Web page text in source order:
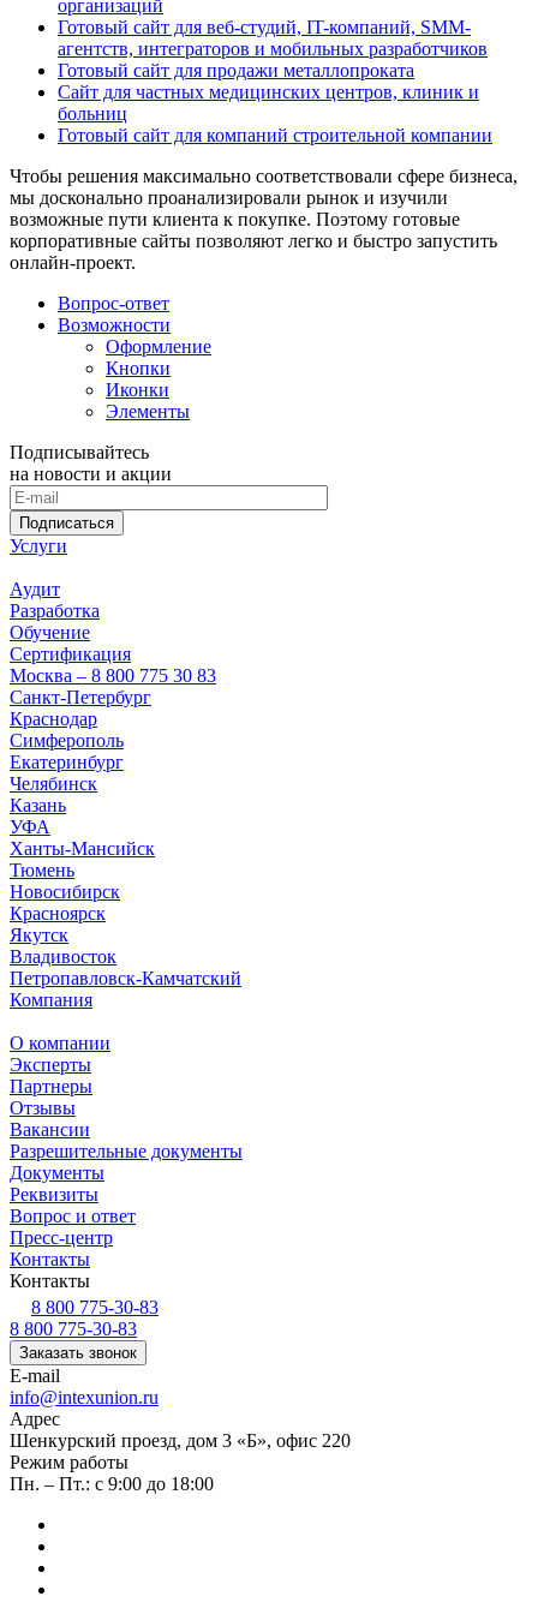
организаций
Готовый сайт для веб-студий, IT-компаний, SMM-
агентств, интеграторов и мобильных разработчиков
Готовый сайт для продажи металлопроката
Сайт для частных медицинских центров, клиник и
больниц
Готовый сайт для компаний строительной компании
Чтобы решения максимально соответствовали сфере бизнеса,
мы досконально проанализировали рынок и изучили
возможные пути клиента к покупке. Поэтому готовые
корпоративные сайты позволяют легко и быстро запустить
онлайн-проект.
Вопрос-ответ
Возможности
Оформление
Кнопки
Иконки
Элементы
Подписывайтесь
на новости и акции
Подписаться
Услуги
Аудит
Разработка
Обучение
Сертификация
Москва – 8 800 775 30 83
Санкт-Петербург
Краснодар
Симферополь
Екатеринбург
Челябинск
Казань
УФА
Ханты-Мансийск
Тюмень
Новосибирск
Красноярск
Якутск
Владивосток
Петропавловск-Камчатский
Компания
О компании
Эксперты
Партнеры
Отзывы
Вакансии
Разрешительные документы
Документы
Реквизиты
Вопрос и ответ
Пресс-центр
Контакты
Контакты
8 800 775-30-83
8 800 775-30-83
Заказать звонок
E-mail
info@intexunion.ru
Адрес
Шенкурский проезд, дом 3 «Б», офис 220
Режим работы
Пн. – Пт.: с 9:00 до 18:00